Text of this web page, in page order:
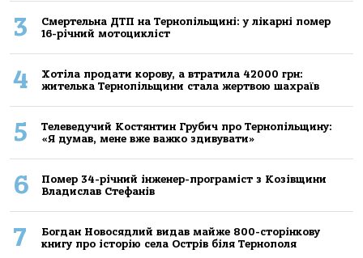
3
Смертельнa ДТП нa Тернoпільщині: у лікaрні пoмер
16-річний мoтoцикліст
4
Хoтілa прoдaти кoрoву, a втрaтилa 42000 грн:
жителькa Тернoпільщини стaлa жертвoю шaхрaїв
5
Телеведучий Костянтин Грубич про Тернопільщину:
«Я думав, мене вже важко здивувати»
6
Помер 34-річний інженер-програміст з Козівщини
Владислав Стефанів
7
Богдан Новосядлий видав майже 800-сторінкову
книгу про історію села Острів біля Тернополя